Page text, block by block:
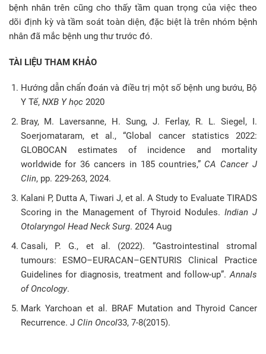
bệnh nhân trên cũng cho thấy tầm quan trọng của việc theo
dõi định kỳ và tầm soát toàn diện, đặc biệt là trên nhóm bệnh
nhân đã mắc bệnh ung thư trước đó.
TÀI LIỆU THAM KHẢO
Hướng dẫn chẩn đoán và điều trị một số bệnh ung bướu, Bộ
Y Tế,NXB Y học2020
Bray, M. Laversanne, H. Sung, J. Ferlay, R. L. Siegel, I.
Soerjomataram, et al., “Global cancer statistics 2022:
GLOBOCAN estimates of incidence and mortality
worldwide for 36 cancers in 185 countries,” CA Cancer J
Clin, pp. 229-263, 2024.
Kalani P, Dutta A, Tiwari J, et al. A Study to Evaluate TIRADS
Scoring in the Management of Thyroid Nodules.Indian J
Otolaryngol Head Neck Surg. 2024 Aug
Casali, P. G., et al. (2022). “Gastrointestinal stromal
tumours: ESMO–EURACAN–GENTURIS Clinical Practice
Guidelines for diagnosis, treatment and follow-up”.Annals
of Oncology.
Mark Yarchoan et al. BRAF Mutation and Thyroid Cancer
Recurrence. JClin Oncol33, 7-8(2015).